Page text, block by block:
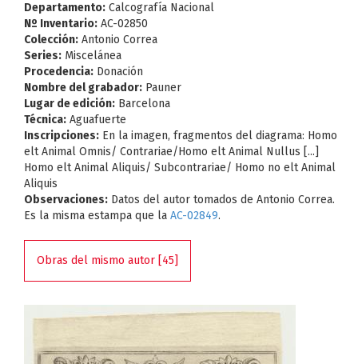
Departamento: Calcografía Nacional
Nº Inventario: AC-02850
Colección: Antonio Correa
Series: Miscelánea
Procedencia: Donación
Nombre del grabador: Pauner
Lugar de edición: Barcelona
Técnica: Aguafuerte
Inscripciones: En la imagen, fragmentos del diagrama: Homo
elt Animal Omnis/ Contrariae/Homo elt Animal Nullus [...]
Homo elt Animal Aliquis/ Subcontrariae/ Homo no elt Animal
Aliquis
Observaciones: Datos del autor tomados de Antonio Correa.
Es la misma estampa que la AC-02849.
Obras del mismo autor [45]